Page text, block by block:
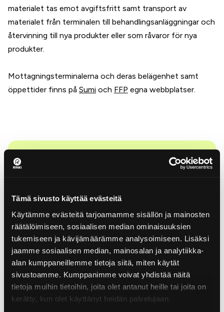
Tämä sivusto käyttää evästeitä
Käytämme evästeitä tarjoamamme sisällön ja mainosten
räätälöimiseen, sosiaalisen median ominaisuuksien
tukemiseen ja kävijämäärämme analysoimiseen. Lisäksi
jaamme sosiaalisen median, mainosalan ja analytiikka-
alan kumppaneillemme tietoja siitä, miten käytät
sivustoamme. Kumppanimme voivat yhdistää näitä
tietoja muihin tietoihin, joita olet antanut heille tai joita on
kerätty, kun olet käyttänyt heidän palvelujaan.
materialet tas emot avgiftsfritt samt transport av
materialet från terminalen till behandlingsanläggningar och
återvinning till nya produkter eller som råvaror för nya
produkter.
Mottagningsterminalerna och deras belägenhet samt
öppettider finns på Sumi och FFP egna webbplatser.
Avfallsförordningen
förpliktar företagen att
sortera sitt avfall
Avfallsförordningen (SRF 978/2021 § 21)
förpliktar företag och kommunens förvaltning
och servicefunktioner att sortera kommunalt